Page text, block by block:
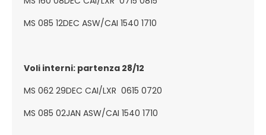
MS 085 12DEC ASW/CAI 1540 1710
Voli interni: partenza 28/12
MS 062 29DEC CAI/LXR 0615 0720
MS 085 02JAN ASW/CAI 1540 1710